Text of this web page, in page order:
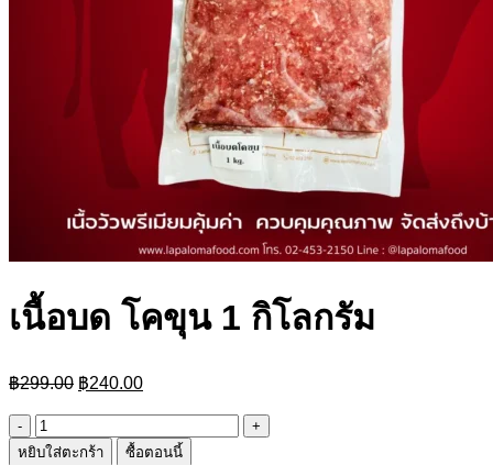
เนื้อบด โคขุน 1 กิโลกรัม
฿299.00 Original
price
was:
฿299.00.
฿240.00Current
price
is:
฿240.00.
จำนวน
เนื้อ
หยิบใส่ตะกร้า ซื้อตอนนี้